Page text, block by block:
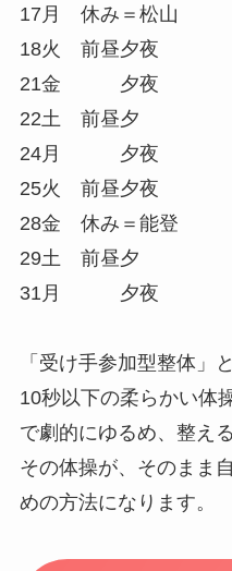
17月 休み＝松山
18火 前昼夕夜
21金 夕夜
22土 前昼夕
24月 夕夜
25火 前昼夕夜
28金 休み＝能登
29土 前昼夕
31月 夕夜
「受け手参加型整体」
10秒以下の柔らかい体
で劇的にゆるめ、整え
その体操が、そのまま
めの方法になります。